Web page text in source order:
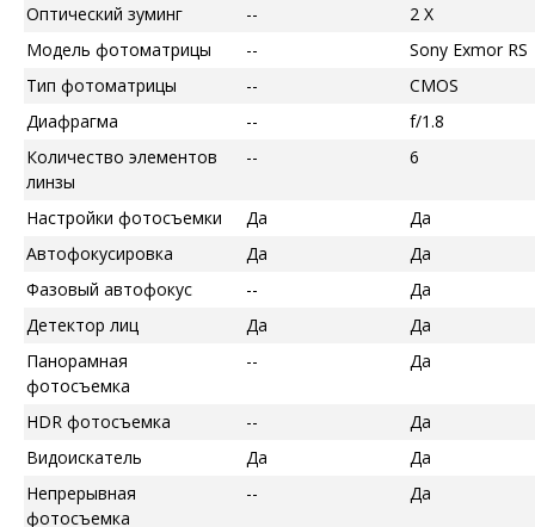
Оптический зуминг
--
2 X
Модель фотоматрицы
--
Sony Exmor RS
Тип фотоматрицы
--
CMOS
Диафрагма
--
f/1.8
Количество элементов
линзы
-- 6
Настройки фотосъемки Да
Да
Автофокусировка
Да
Да
Фазовый автофокус
--
Да
Детектор лиц
Да
Да
Панорамная
фотосъемка
-- Да
HDR фотосъемка --
Да
Видоискатель
Да
Да
Непрерывная
фотосъемка
-- Да